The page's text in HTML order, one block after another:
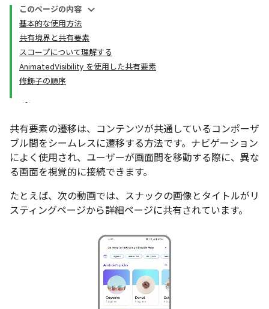
このページの内容
基本的な使用方法
共有境界と共有要素
スコープについて理解する
AnimatedVisibility を使用した共有要素
修飾子の順序
共有要素の遷移は、コンテンツが共通しているコンポーザ
ブル間をシームレスに遷移する方法です。ナビゲーション
によく使用され、ユーザーが画面間を移動する際に、異な
る画面を視覚的に接続できます。
たとえば、次の動画では、スナックの画像とタイトルがリ
スティングページから詳細ページに共有されています。